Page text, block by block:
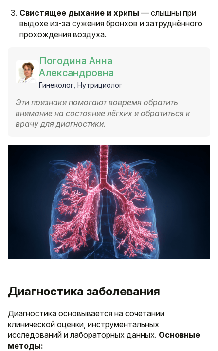
Свистящее дыхание и хрипы — слышны при
выдохе из-за сужения бронхов и затруднённого
прохождения воздуха.
Погодина Анна
Александровна
Гинеколог, Нутрициолог
Эти признаки помогают вовремя обратить
внимание на состояние лёгких и обратиться к
врачу для диагностики.
Диагностика заболевания
Диагностика основывается на сочетании
клинической оценки, инструментальных
исследований и лабораторных данных. Основные
методы: